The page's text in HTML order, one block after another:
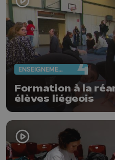
ENSEIGNEMENT
Formation à la
élèves liégeois